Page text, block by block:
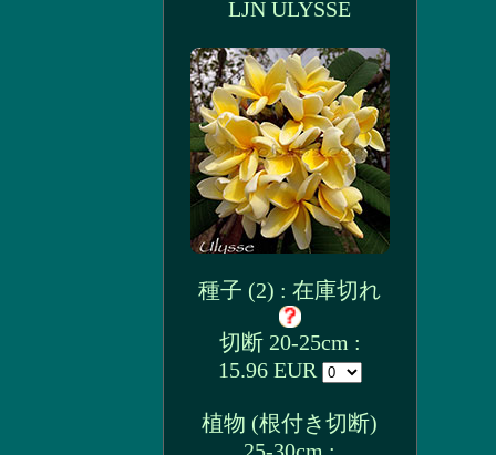
LJN ULYSSE
種子 (2) : 在庫切れ
切断 20-25cm :
15.96 EUR
植物 (根付き切断)